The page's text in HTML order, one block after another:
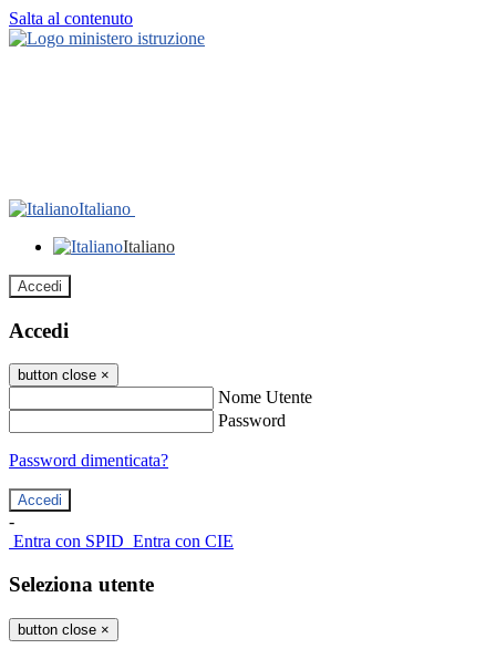
Salta al contenuto
Italiano
Italiano
Accedi
Accedi
button close ×
Nome Utente
Password
Password dimenticata?
-
Entra con SPID Entra con CIE
Seleziona utente
button close ×